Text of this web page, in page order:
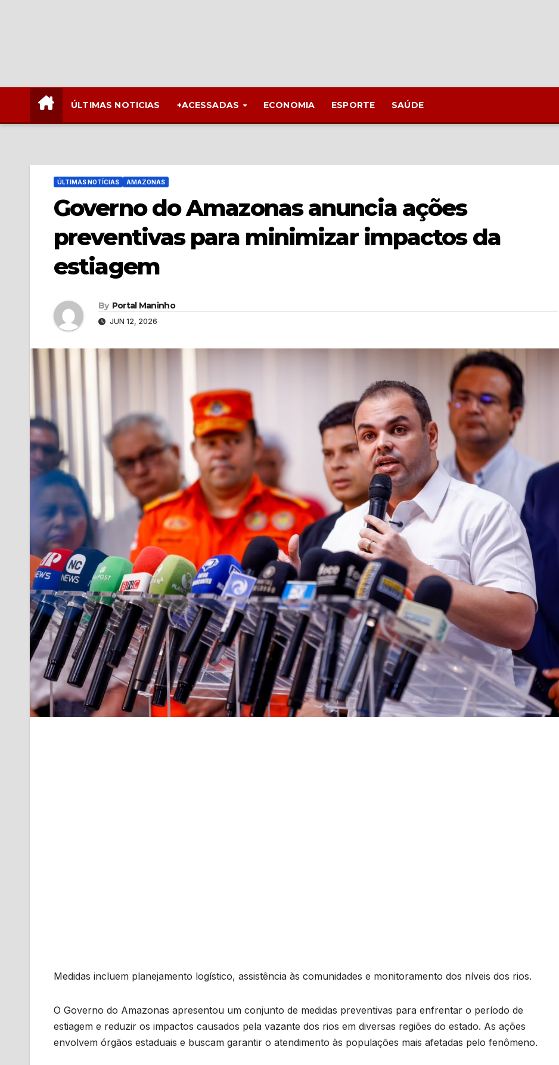
ÚLTIMAS NOTICIAS +ACESSADAS ECONOMIA ESPORTE SAÚDE
ÚLTIMAS NOTÍCIAS AMAZONAS
Governo do Amazonas anuncia ações
preventivas para minimizar impactos da
estiagem
By Portal Maninho
JUN 12, 2026
Medidas incluem planejamento logístico, assistência às comunidades e monitoramento dos níveis dos rios.
O Governo do Amazonas apresentou um conjunto de medidas preventivas para enfrentar o período de
estiagem e reduzir os impactos causados pela vazante dos rios em diversas regiões do estado. As ações
envolvem órgãos estaduais e buscam garantir o atendimento às populações mais afetadas pelo fenômeno.